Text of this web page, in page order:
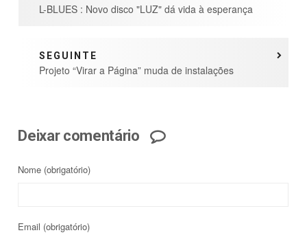
L-BLUES : Novo disco "LUZ" dá vida à esperança
SEGUINTE
Projeto “Virar a Página” muda de instalações
Deixar comentário
Nome (obrigatório)
Email (obrigatório)